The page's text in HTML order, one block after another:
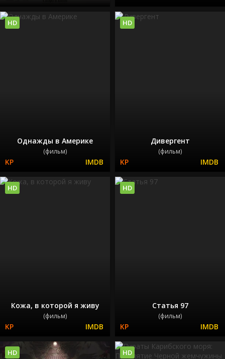
Однажды в Америке
(фильм)
HD
Дивергент
(фильм)
HD
Кожа, в которой я живу
(фильм)
HD
Статья 97
(фильм)
HD
HD HD